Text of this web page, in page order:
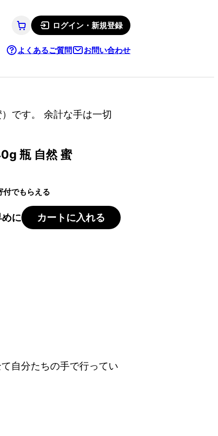
ログイン・新規登録
よくあるご質問 お問い合わせ
です。 余計な手は一切
瓶 自然 蜜
付でもらえる
に カートに入れる
自分たちの手で行ってい